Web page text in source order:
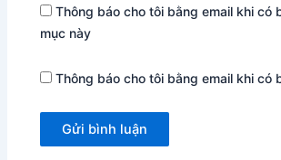
Thông báo cho tôi bằng email khi có
mục này
Thông báo cho tôi bằng email khi có